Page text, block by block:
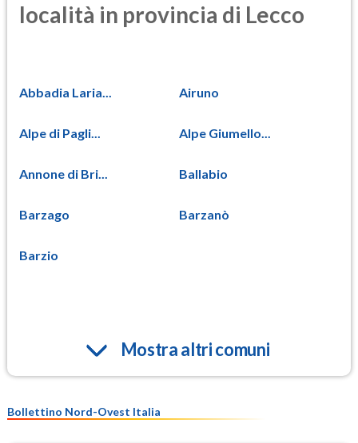
località in provincia di Lecco
Abbadia Laria... Airuno
Alpe di Pagli... Alpe Giumello...
Annone di Bri... Ballabio
Barzago Barzanò
Barzio
Mostra altri comuni
Bollettino Nord-Ovest Italia